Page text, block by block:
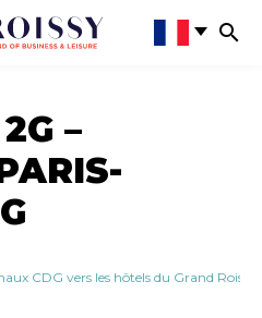
–
CDG vers les hôtels du Grand Roissy